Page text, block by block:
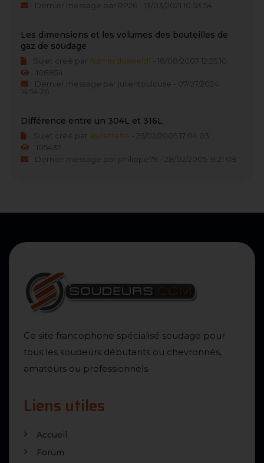
Dernier message par RP26 - 13/03/2021 10:53:54
Les dimensions et les volumes des bouteilles de
gaz de soudage
Sujet créé par Admin dusweld1 - 18/08/2007 12:25:10
108854
Dernier message par julientoulouse - 07/07/2024
14:54:26
Différence entre un 304L et 316L
Sujet créé par asdetrefle - 25/02/2005 17:04:03
105437
Dernier message par philippe79 - 28/02/2005 19:21:08
Ce site francophone spécialisé soudage pour
tous les soudeurs débutants ou chevronnés,
amateurs ou professionnels.
Liens utiles
Accueil
Forum